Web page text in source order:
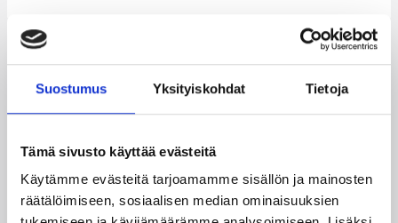
Suostumus Yksityiskohdat Tietoja
Tämä sivusto käyttää evästeitä
Käytämme evästeitä tarjoamamme sisällön ja mainosten
räätälöimiseen, sosiaalisen median ominaisuuksien
Katso myös